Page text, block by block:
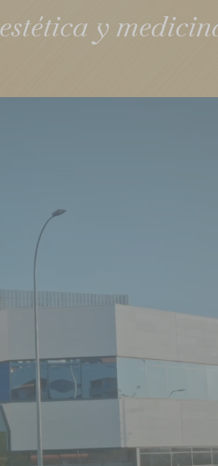
y